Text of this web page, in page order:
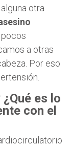
otra
pocos
a otras
Por eso
es lo
con el